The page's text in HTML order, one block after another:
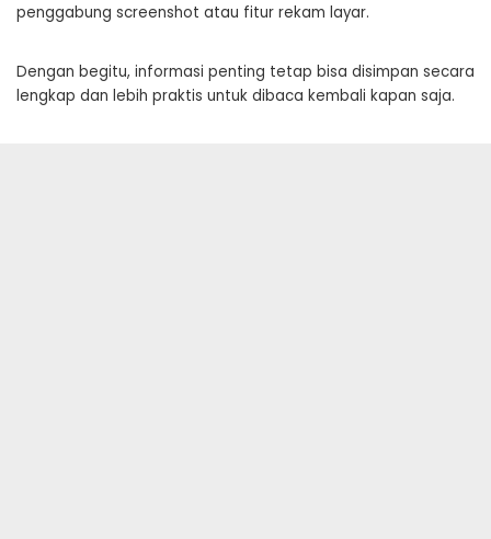
penggabung screenshot atau fitur rekam layar.
Dengan begitu, informasi penting tetap bisa disimpan secara
lengkap dan lebih praktis untuk dibaca kembali kapan saja.